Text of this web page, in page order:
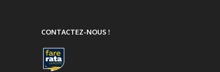
CONTACTEZ-NOUS !